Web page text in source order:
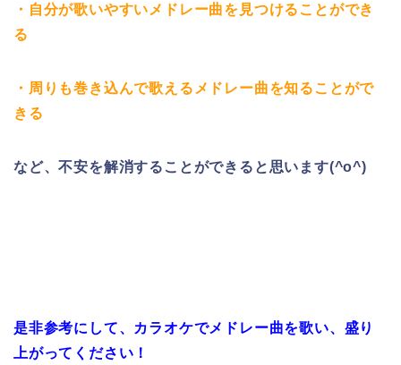
・自分が歌いやすいメドレー曲を見つけることができ
る
・周りも巻き込んで歌えるメドレー曲を知ることがで
きる
など、不安を解消することができると思います(^o^)
是非参考にして、カラオケでメドレー曲を歌い、盛り
上がってください！